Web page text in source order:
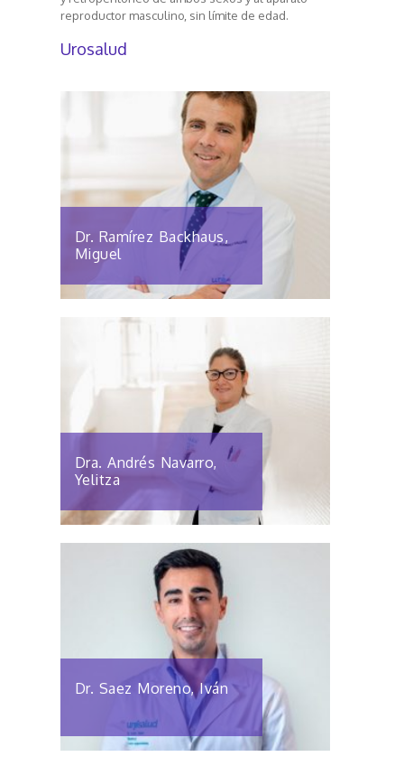
reproductor masculino, sin límite de edad.
Urosalud
Dr. Ramírez Backhaus,
Miguel
Dra. Andrés Navarro,
Yelitza
Dr. Saez Moreno, Iván